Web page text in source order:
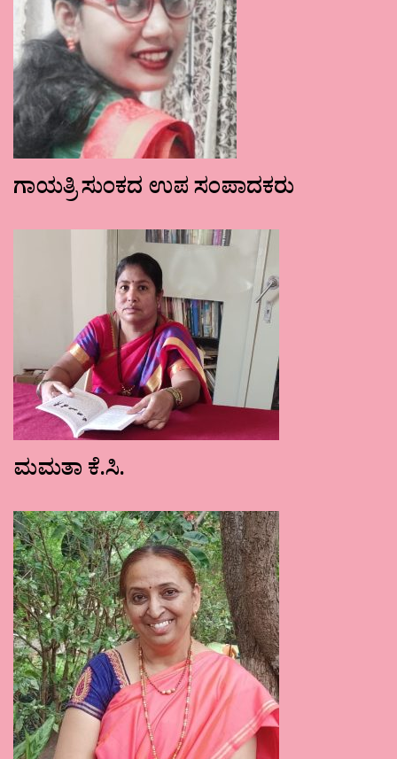
ಗಾಯತ್ರಿ ಸುಂಕದ ಉಪ ಸಂಪಾದಕರು
ಮಮತಾ ಕೆ.ಸಿ.